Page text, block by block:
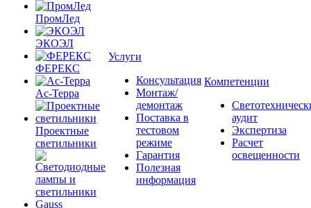
ПромЛед
ЭКОЭЛ
ФЕРЕКС
Ас-Терра
Проектные
светильники
Услуги
Консультация
Монтаж/
демонтаж
Поставка в
тестовом
режиме
Гарантия
Полезная
информация
Компетенции
аудит
Экспертиза
Расчет
освещенности